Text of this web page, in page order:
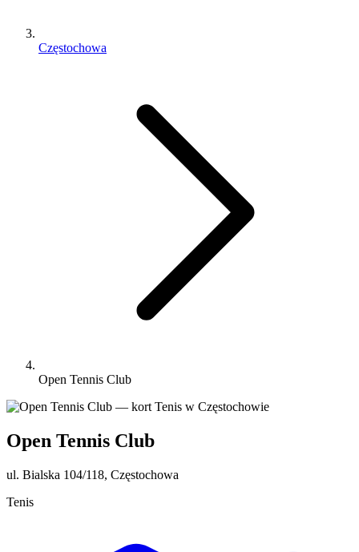
Częstochowa
Open Tennis Club
Open Tennis Club
ul. Bialska 104/118, Częstochowa
Tenis